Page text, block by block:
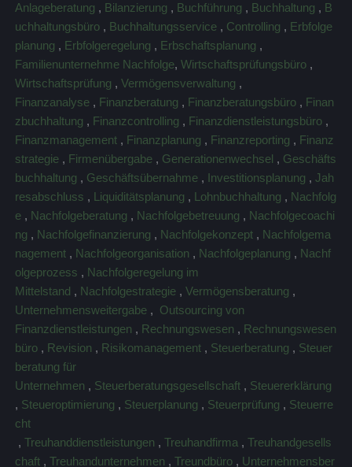
Anlageberatung , Bilanzierung , Buchführung , Buchhaltung , B
uchhaltungsbüro , Buchhaltungsservice , Controlling , Erbfolge
planung , Erbfolgeregelung , Erbschaftsplanung ,
Familienunternehme Nachfolge,Wirtschaftsprüfungsbüro ,
Wirtschaftsprüfung ,Vermögensverwaltung ,
Finanzanalyse , Finanzberatung , Finanzberatungsbüro , Finan
zbuchhaltung , Finanzcontrolling , Finanzdienstleistungsbüro ,
Finanzmanagement , Finanzplanung , Finanzreporting , Finanz
strategie , Firmenübergabe , Generationenwechsel , Geschäfts
buchhaltung , Geschäftsübernahme , Investitionsplanung ,Jah
resabschluss , Liquiditätsplanung , Lohnbuchhaltung , Nachfolg
e , Nachfolgeberatung , Nachfolgebetreuung , Nachfolgecoachi
ng , Nachfolgefinanzierung , Nachfolgekonzept , Nachfolgema
nagement , Nachfolgeorganisation , Nachfolgeplanung , Nachf
olgeprozess , Nachfolgeregelung im
Mittelstand , Nachfolgestrategie ,Vermögensberatung ,
Unternehmensweitergabe , Outsourcing von
Finanzdienstleistungen , Rechnungswesen , Rechnungswesen
büro , Revision , Risikomanagement , Steuerberatung , Steuer
beratung für
Unternehmen , Steuerberatungsgesellschaft , Steuererklärung
, Steueroptimierung , Steuerplanung , Steuerprüfung , Steuerre
cht
,Treuhanddienstleistungen ,Treuhandfirma ,Treuhandgesells
chaft ,Treuhandunternehmen ,Treundbüro , Unternehmensber